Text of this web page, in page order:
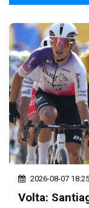
2026-08-07 18:25
Volta: